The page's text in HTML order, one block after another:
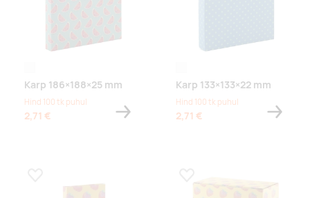
Karp 186×188×25 mm
Hind 100 tk puhul
2,71 €
Karp 133×133×22 mm
Hind 100 tk puhul
2,71 €
Lisa lemmikuks